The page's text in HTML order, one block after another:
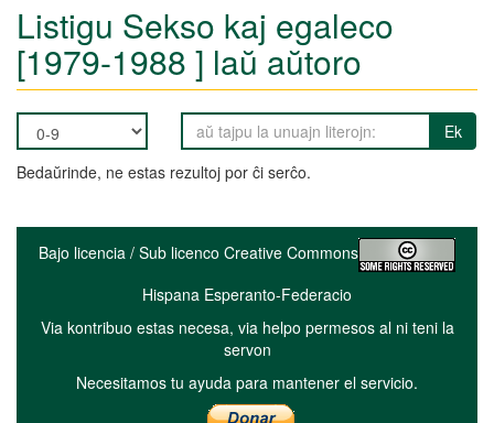
Listigu Sekso kaj egaleco
[1979-1988 ] laŭ aŭtoro
Ek
Bedaŭrinde, ne estas rezultoj por ĉi serĉo.
Bajo licencia / Sub licenco Creative Commons
Hispana Esperanto-Federacio
Via kontribuo estas necesa, via helpo permesos al ni teni la
servon
Necesitamos tu ayuda para mantener el servicio.